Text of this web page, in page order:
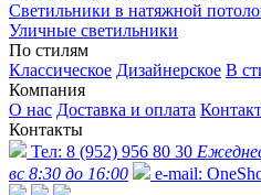
Светильники в натяжной
Уличные светильники
По стилям
Классическое Дизайнерское В
Компания
О нас Доставка и оплата
Контакты
Тел: 8 (952) 956 80 30
вс 8:30 до 16:00
e-mail: